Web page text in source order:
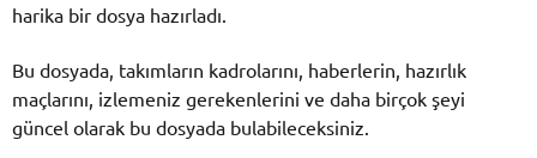
harika bir dosya hazırladı.
Bu dosyada, takımların kadrolarını, haberlerin, hazırlık
maçlarını, izlemeniz gerekenlerini ve daha birçok şeyi
güncel olarak bu dosyada bulabileceksiniz.